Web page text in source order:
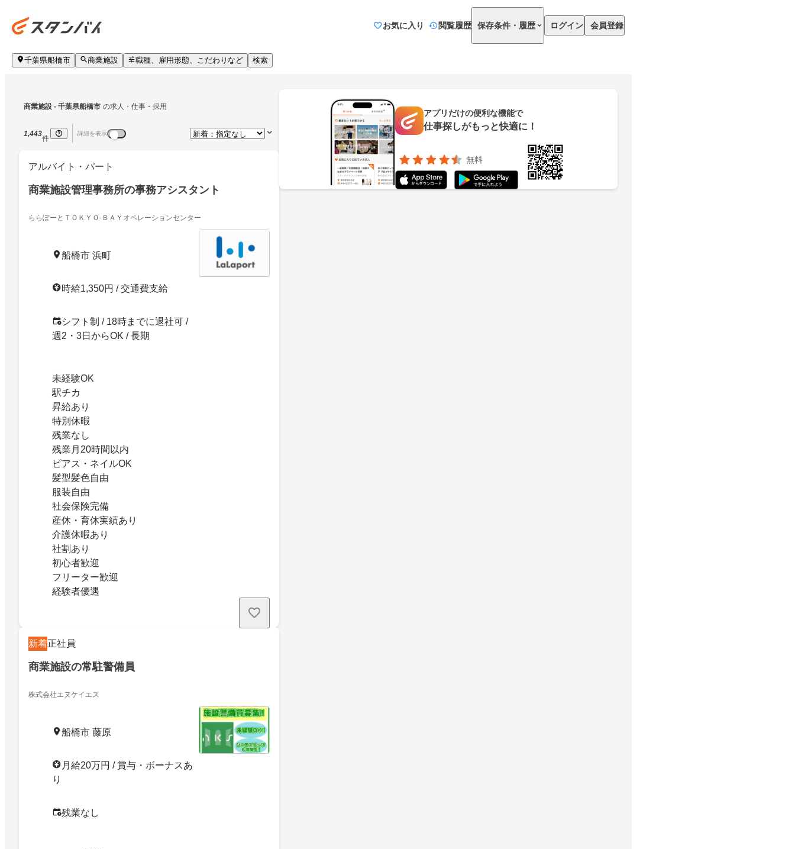
お気に入り 閲覧履歴 保存条件・履歴 ログイン 会員登録
千葉県船橋市 商業施設 職種、雇用形態、こだわりなど 検索
商業施設 - 千葉県船橋市 の求人・仕事・採用
1,443
件
詳細を表示
アルバイト・パート
商業施設管理事務所の事務アシスタント
ららぽーとＴＯＫＹＯ‐ＢＡＹオペレーションセンター
船橋市 浜町
時給1,350円 / 交通費支給
シフト制 / 18時までに退社可 /
週2・3日からOK / 長期
未経験OK
駅チカ
昇給あり
特別休暇
残業なし
残業月20時間以内
ピアス・ネイルOK
髪型髪色自由
服装自由
社会保険完備
産休・育休実績あり
介護休暇あり
社割あり
初心者歓迎
フリーター歓迎
経験者優遇
新着正社員
商業施設の常駐警備員
株式会社エヌケイエス
船橋市 藤原
月給20万円 / 賞与・ボーナスあ
り
残業なし
アプリだけの便利な機能で
仕事探しがもっと快適に！
無料